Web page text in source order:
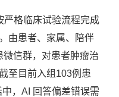
严格临床试验流程完成
由患者、家属、陪伴
信群，对患者肿瘤治
至目前入组103例患
，AI 回答偏差错误需